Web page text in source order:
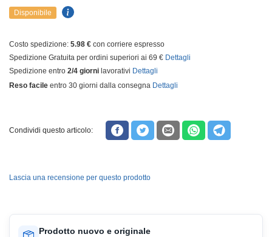
Disponibile
Costo spedizione: 5.98 € con corriere espresso
Spedizione Gratuita per ordini superiori ai 69 € Dettagli
Spedizione entro 2/4 giorni lavorativi Dettagli
Reso facile entro 30 giorni dalla consegna Dettagli
Condividi questo articolo:
Lascia una recensione per questo prodotto
Prodotto nuovo e originale